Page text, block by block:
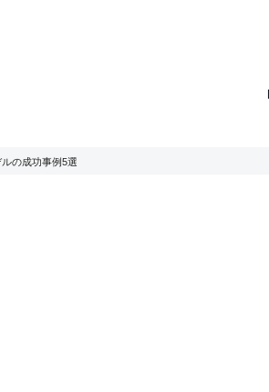
の成功事例5選